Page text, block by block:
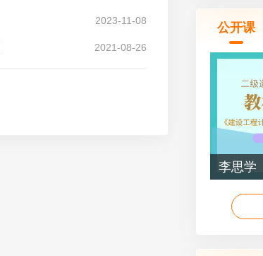
2023-11-08
2021-08-26
公开课
李思学